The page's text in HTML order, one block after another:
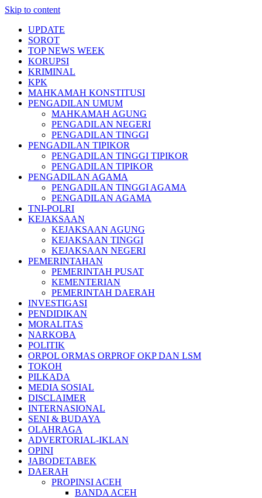
Skip to content
UPDATE
SOROT
TOP NEWS WEEK
KORUPSI
KRIMINAL
KPK
MAHKAMAH KONSTITUSI
PENGADILAN UMUM
MAHKAMAH AGUNG
PENGADILAN NEGERI
PENGADILAN TINGGI
PENGADILAN TIPIKOR
PENGADILAN TINGGI TIPIKOR
PENGADILAN TIPIKOR
PENGADILAN AGAMA
PENGADILAN TINGGI AGAMA
PENGADILAN AGAMA
TNI-POLRI
KEJAKSAAN
KEJAKSAAN AGUNG
KEJAKSAAN TINGGI
KEJAKSAAN NEGERI
PEMERINTAHAN
PEMERINTAH PUSAT
KEMENTERIAN
PEMERINTAH DAERAH
INVESTIGASI
PENDIDIKAN
MORALITAS
NARKOBA
POLITIK
ORPOL ORMAS ORPROF OKP DAN LSM
TOKOH
PILKADA
MEDIA SOSIAL
DISCLAIMER
INTERNASIONAL
SENI & BUDAYA
OLAHRAGA
ADVERTORIAL-IKLAN
OPINI
JABODETABEK
DAERAH
PROPINSI ACEH
BANDA ACEH